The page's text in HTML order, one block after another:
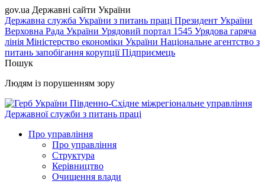
gov.ua Державні сайти України
Державна служба України з питань праці Президент України
Верховна Рада України Урядовий портал 1545 Урядова гаряча
лінія Міністерство економіки України Національне агентство з
питань запобігання корупціїПідприємець
Пошук
Людям із порушенням зору
Південно-Східне міжрегіональне управління
Державної служби з питань праці
Про управління
Про управління
Структура
Керівництво
Очищення влади